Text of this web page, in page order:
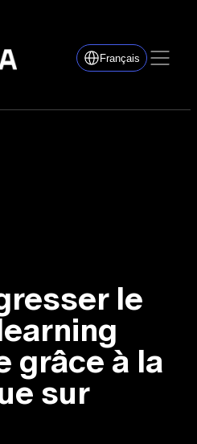
Français
le
grâce à la
sur